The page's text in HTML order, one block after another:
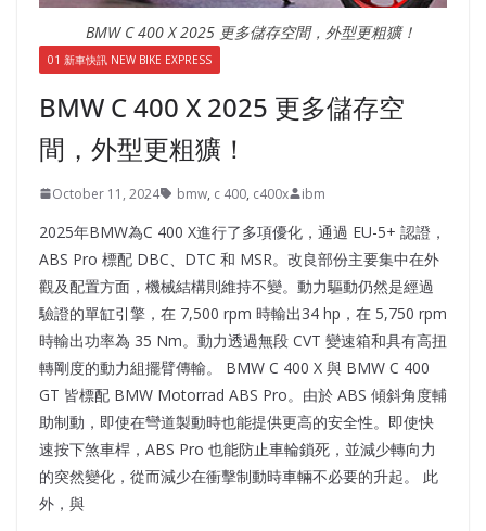
BMW C 400 X 2025 更多儲存空間，外型更粗獷！
01 新車快訊 NEW BIKE EXPRESS
BMW C 400 X 2025 更多儲存空
間，外型更粗獷！
October 11, 2024 bmw, c 400, c400x ibm
2025年BMW為C 400 X進行了多項優化，通過 EU-5+ 認證，
ABS Pro 標配 DBC、DTC 和 MSR。改良部份主要集中在外
觀及配置方面，機械結構則維持不變。動力驅動仍然是經過
驗證的單缸引擎，在 7,500 rpm 時輸出34 hp，在 5,750 rpm
時輸出功率為 35 Nm。動力透過無段 CVT 變速箱和具有高扭
轉剛度的動力組擺臂傳輸。 BMW C 400 X 與 BMW C 400
GT 皆標配 BMW Motorrad ABS Pro。由於 ABS 傾斜角度輔
助制動，即使在彎道製動時也能提供更高的安全性。即使快
速按下煞車桿，ABS Pro 也能防止車輪鎖死，並減少轉向力
的突然變化，從而減少在衝擊制動時車輛不必要的升起。 此
外，與